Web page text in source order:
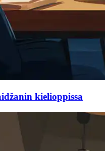
kielioppissa